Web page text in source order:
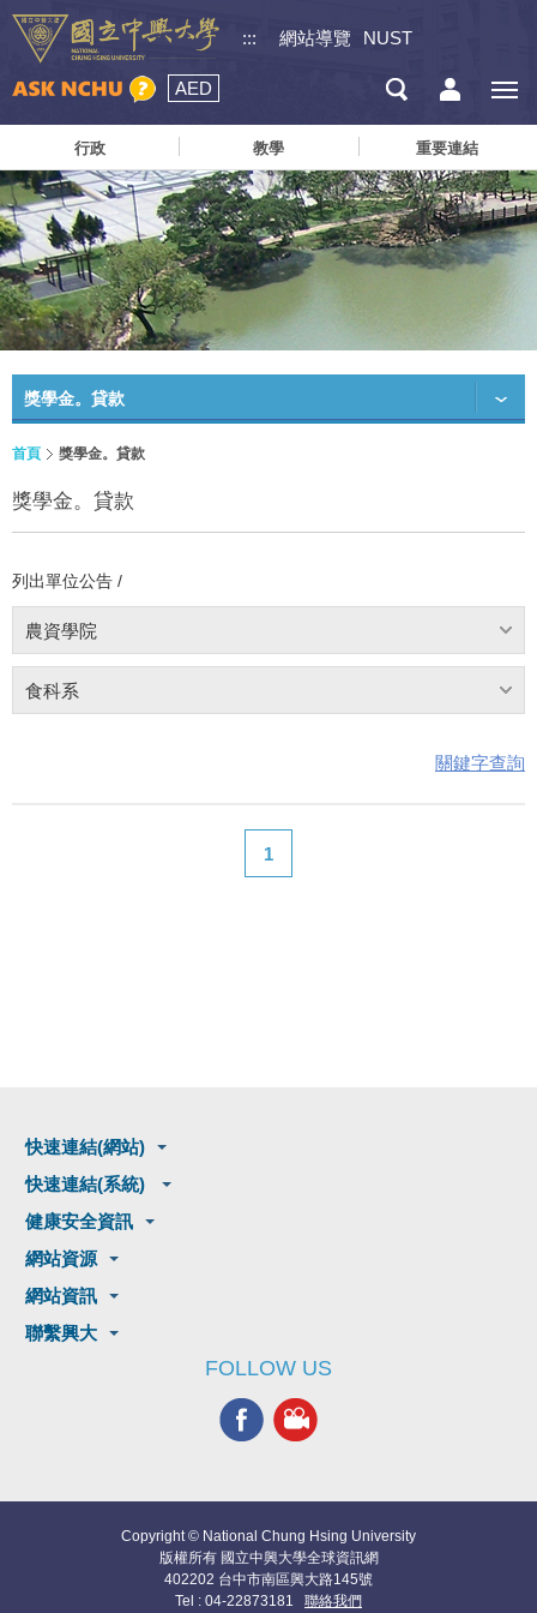
::: 網站導覽 NUST
AED
行政 教學 重要連結
獎學金。貸款
首頁 獎學金。貸款
獎學金。貸款
列出單位公告 /
農資學院
食科系
關鍵字查詢
1
快速連結(網站)
快速連結(系統)
健康安全資訊
網站資源
網站資訊
聯繫興大
FOLLOW US
Copyright © National Chung Hsing University
版權所有 國立中興大學全球資訊網
402202 台中市南區興大路145號
Tel : 04-22873181 聯絡我們